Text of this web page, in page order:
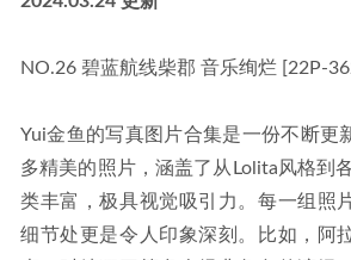
NO.26 碧蓝航线柴郡 音乐绚烂 [22P-
Yui金鱼的写真图片合集是一份不断更
多精美的照片，涵盖了从Lolita风格到
类丰富，极具视觉吸引力。每一组照
细节处更是令人印象深刻。比如，阿